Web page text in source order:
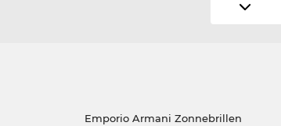
Emporio Armani Zonnebrillen